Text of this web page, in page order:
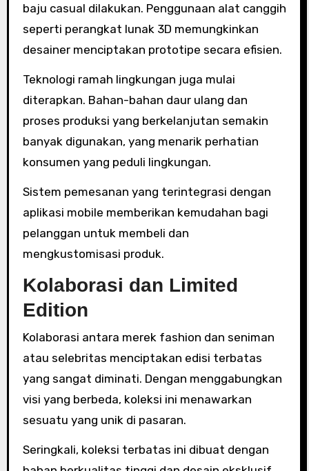
baju casual dilakukan. Penggunaan alat canggih
seperti perangkat lunak 3D memungkinkan
desainer menciptakan prototipe secara efisien.
Teknologi ramah lingkungan juga mulai
diterapkan. Bahan-bahan daur ulang dan
proses produksi yang berkelanjutan semakin
banyak digunakan, yang menarik perhatian
konsumen yang peduli lingkungan.
Sistem pemesanan yang terintegrasi dengan
aplikasi mobile memberikan kemudahan bagi
pelanggan untuk membeli dan
mengkustomisasi produk.
Kolaborasi dan Limited
Edition
Kolaborasi antara merek fashion dan seniman
atau selebritas menciptakan edisi terbatas
yang sangat diminati. Dengan menggabungkan
visi yang berbeda, koleksi ini menawarkan
sesuatu yang unik di pasaran.
Seringkali, koleksi terbatas ini dibuat dengan